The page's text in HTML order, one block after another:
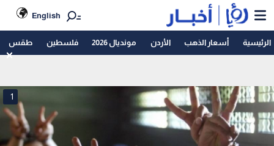
English
الرئيسية أسعار الذهب الأردن مونديال 2026 فلسطين طقس
1